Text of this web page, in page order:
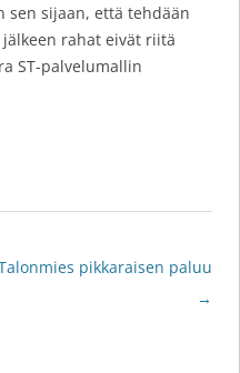
sen sijaan, että tehdään
rahat eivät riitä
ST-palvelumallin
pikkaraisen paluu
→